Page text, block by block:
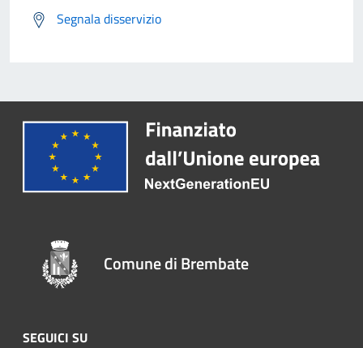
Segnala disservizio
Comune di Brembate
SEGUICI SU